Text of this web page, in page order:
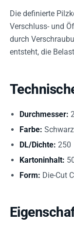
Die definierte
Verschluss- und
durch
entsteht, die
Durchmesser:
Farbe: Schwarz
DL/Dichte: 250
Kartoninhalt:
Form: Die-Cut